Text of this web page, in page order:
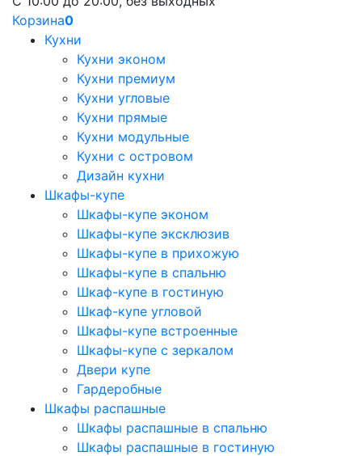
Корзина0
Кухни
Кухни эконом
Кухни премиум
Кухни угловые
Кухни прямые
Кухни модульные
Кухни с островом
Дизайн кухни
Шкафы-купе
Шкафы-купе эконом
Шкафы-купе эксклюзив
Шкафы-купе в прихожую
Шкафы-купе в спальню
Шкаф-купе в гостиную
Шкаф-купе угловой
Шкафы-купе встроенные
Шкафы-купе с зеркалом
Двери купе
Гардеробные
Шкафы распашные
Шкафы распашные в спальню
Шкафы распашные в гостиную